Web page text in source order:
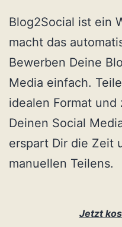
Blog2Social ist ein
macht das
Bewerben Deine
Media einfach.
idealen Format
Deinen Social
erspart Dir die Zeit
manuellen Teilens.
Jetzt